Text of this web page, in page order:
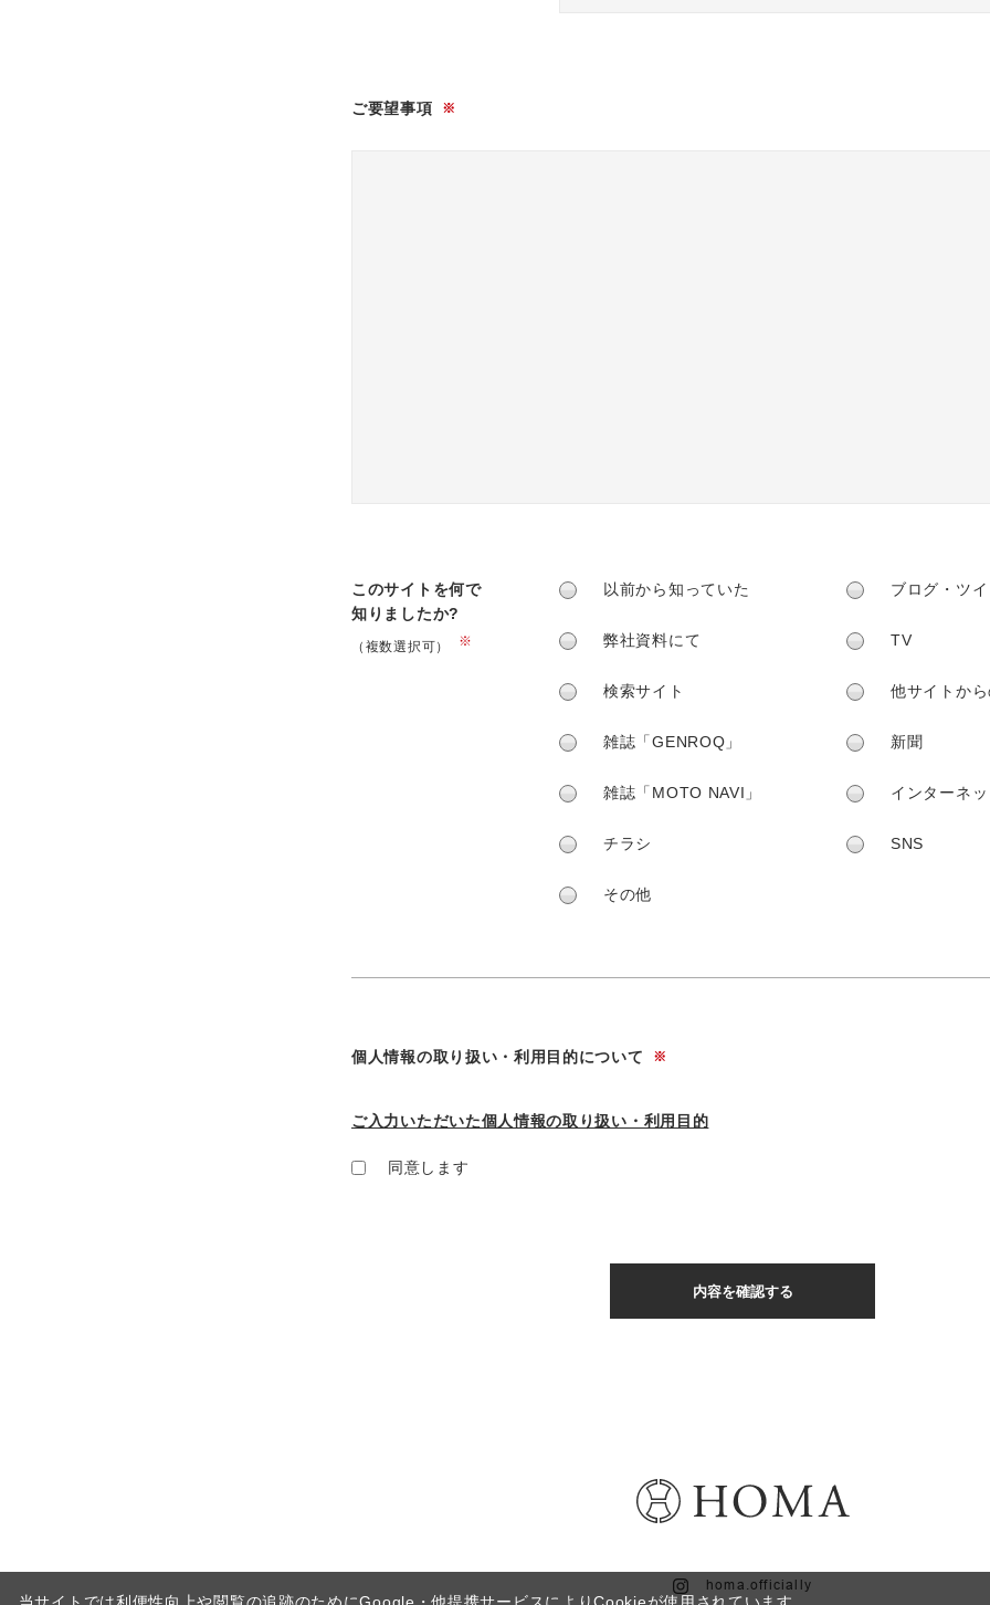
ご要望事項 ※
このサイトを何で
知りましたか?
（複数選択可） ※
以前から知っていた ブログ・ツ
弊社資料にて TV
検索サイト 他サイトか
雑誌「GENROQ」 新聞
雑誌「MOTO NAVI」 インターネ
チラシ SNS
その他
個人情報の取り扱い・利用目的について ※
ご入力いただいた個人情報の取り扱い・利用目的
同意します
homa.officially